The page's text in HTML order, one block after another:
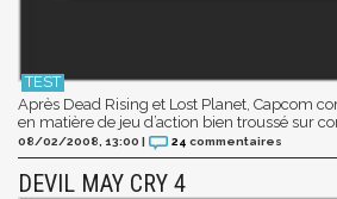
Après Dead Rising et Lost Planet, Capcom
en matière de jeu d’action bien troussé sur
08/02/2008, 13:00 | 24 commentaires
DEVIL MAY CRY 4